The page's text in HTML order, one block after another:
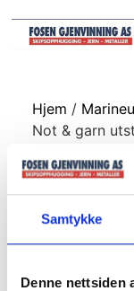
Samtykke
Denne nettsiden
Hjem /
Not & garn
09.